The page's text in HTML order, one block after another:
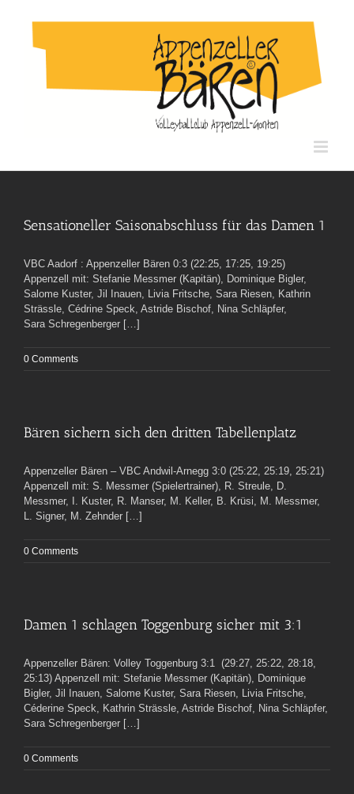
content
Sensationeller Saisonabschluss für das Damen 1
VBC Aadorf : Appenzeller Bären 0:3 (22:25, 17:25, 19:25)
Appenzell mit: Stefanie Messmer (Kapitän), Dominique Bigler,
Salome Kuster, Jil Inauen, Livia Fritsche, Sara Riesen, Kathrin
Strässle, Cédrine Speck, Astride Bischof, Nina Schläpfer,
Sara Schregenberger […]
0 Comments
Bären sichern sich den dritten Tabellenplatz
Appenzeller Bären – VBC Andwil-Arnegg 3:0 (25:22, 25:19, 25:21)
Appenzell mit: S. Messmer (Spielertrainer), R. Streule, D.
Messmer, I. Kuster, R. Manser, M. Keller, B. Krüsi, M. Messmer,
L. Signer, M. Zehnder […]
0 Comments
Damen 1 schlagen Toggenburg sicher mit 3:1
Appenzeller Bären: Volley Toggenburg 3:1 (29:27, 25:22, 28:18,
25:13) Appenzell mit: Stefanie Messmer (Kapitän), Dominique
Bigler, Jil Inauen, Salome Kuster, Sara Riesen, Livia Fritsche,
Céderine Speck, Kathrin Strässle, Astride Bischof, Nina Schläpfer,
Sara Schregenberger […]
0 Comments